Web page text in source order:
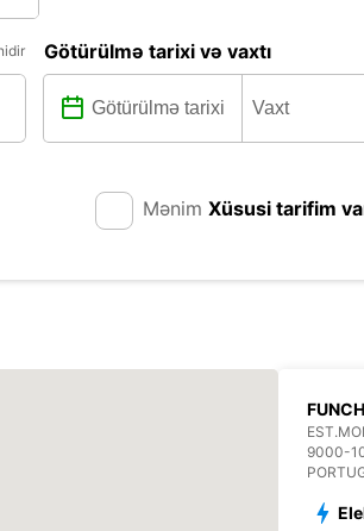
Götürülmə tarixi və vaxtı
Mənim Xüsusi tarifim
9000-